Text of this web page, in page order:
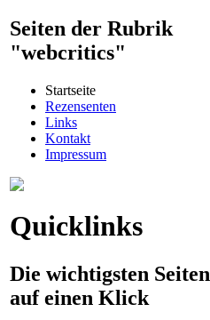
Seiten der Rubrik
"webcritics"
Startseite
Rezensenten
Links
Kontakt
Impressum
Quicklinks
Die wichtigsten Seiten
auf einen Klick